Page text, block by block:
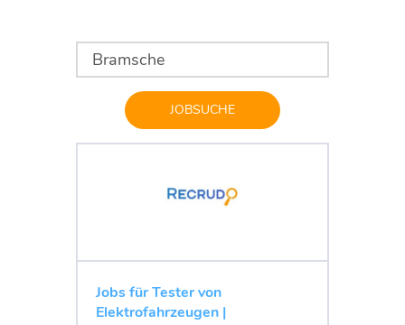
JOBSUCHE
Jobs für Tester von
Elektrofahrzeugen |